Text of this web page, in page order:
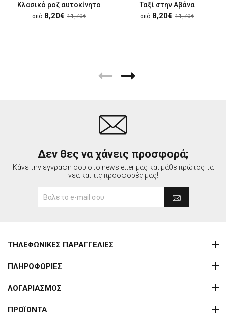
Κλασικό ροζ αυτοκίνητο
από 8,20€ 11,70€
Ταξί στην Αβάνα
από 8,20€ 11,70€
Δεν θες να χάνεις προσφορά;
Κάνε την εγγραφή σου στο newsletter μας και μάθε πρώτος τα
νέα και τις προσφορές μας!
ΤΗΛΕΦΩΝΙΚΕΣ ΠΑΡΑΓΓΕΛΙΕΣ
ΠΛΗΡΟΦΟΡΙΕΣ
ΛΟΓΑΡΙΑΣΜΟΣ
ΠΡΟΪΟΝΤΑ